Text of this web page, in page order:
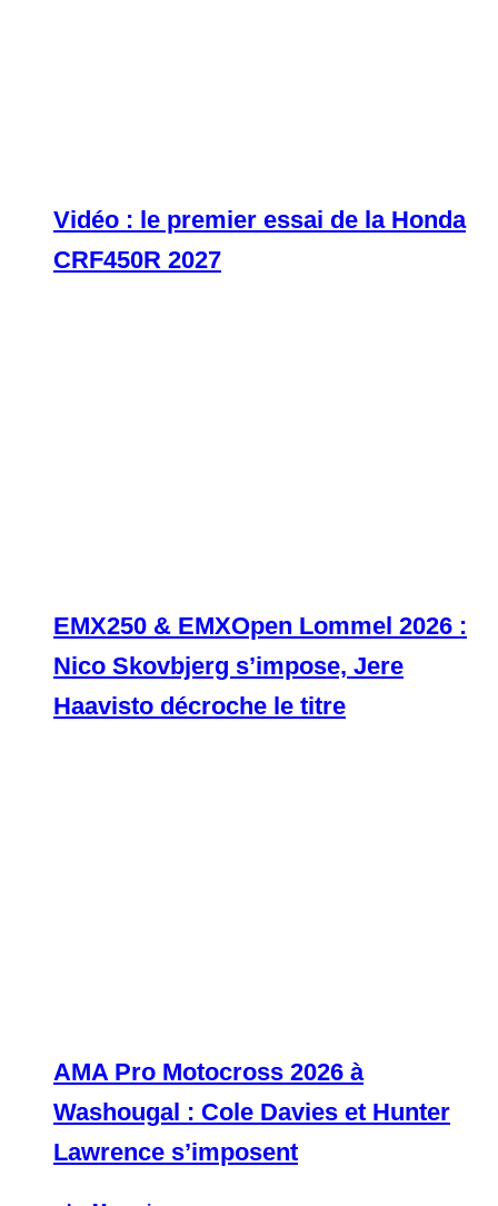
Vidéo : le premier essai de la Honda
CRF450R 2027
EMX250 & EMXOpen Lommel 2026 :
Nico Skovbjerg s’impose, Jere
Haavisto décroche le titre
AMA Pro Motocross 2026 à
Washougal : Cole Davies et Hunter
Lawrence s’imposent